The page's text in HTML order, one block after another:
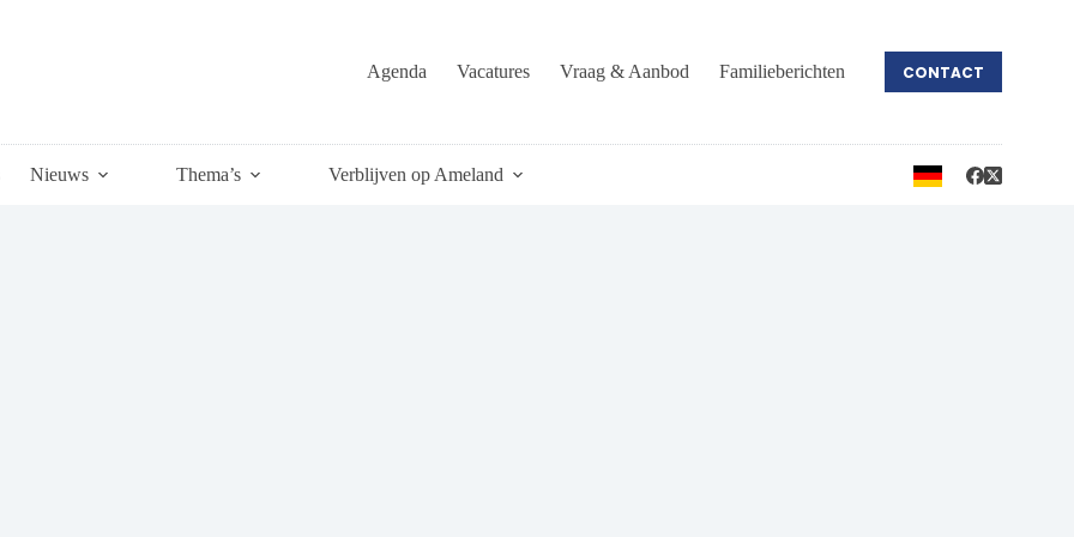
Agenda Vacatures Vraag & Aanbod Familieberichten CONTACT
Nieuws Thema’s Verblijven op Ameland